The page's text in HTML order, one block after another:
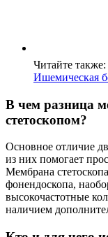
Читайте также:
Ишемическая
В чем разница
стетоскопом?
Основное отличие
из них помогает
Мембрана
фонендоскопа,
высокочастотные
наличием